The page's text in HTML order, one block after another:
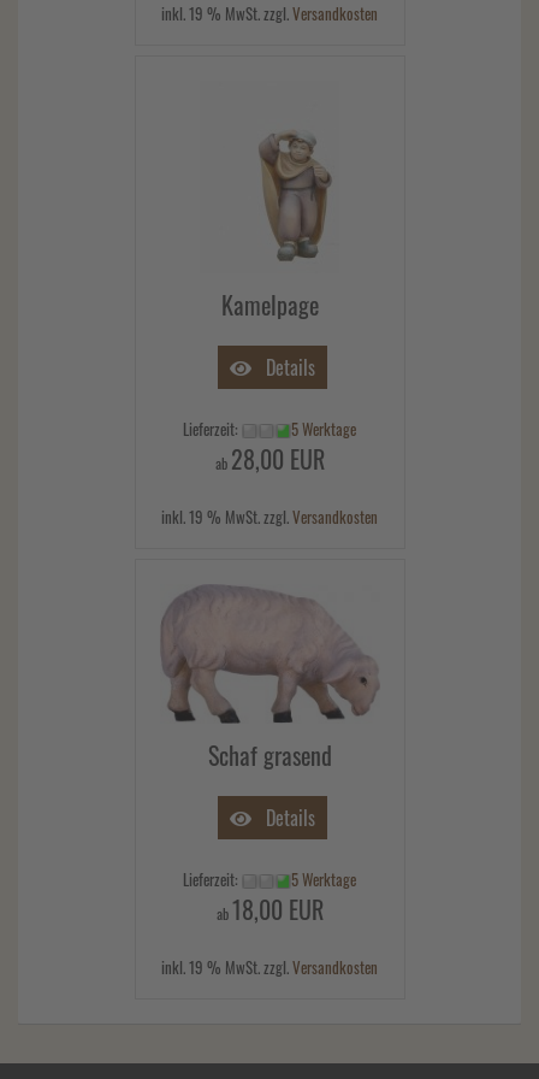
inkl. 19 % MwSt. zzgl.Versandkosten
Kamelpage
Details
Lieferzeit: 5 Werktage
ab 28,00 EUR
inkl. 19 % MwSt. zzgl.Versandkosten
Schaf grasend
Details
Lieferzeit: 5 Werktage
ab18,00 EUR
inkl. 19 % MwSt. zzgl.Versandkosten